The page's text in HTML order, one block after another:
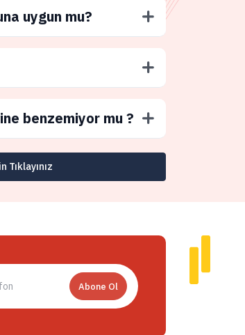
uygun mu?
benzemiyor mu ?
Tıklayınız
Abone Ol